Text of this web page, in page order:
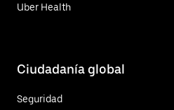
Uber Health
Ciudadanía global
Seguridad